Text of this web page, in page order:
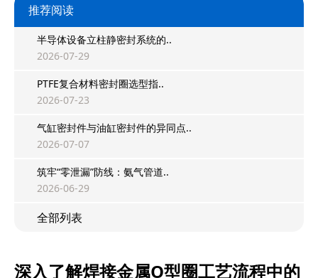
推荐阅读
半导体设备立柱静密封系统的..
2026-07-29
PTFE复合材料密封圈选型指..
2026-07-23
气缸密封件与油缸密封件的异同点..
2026-07-07
筑牢“零泄漏”防线：氨气管道..
2026-06-29
全部列表
深入了解焊接金属O型圈工艺流程中的